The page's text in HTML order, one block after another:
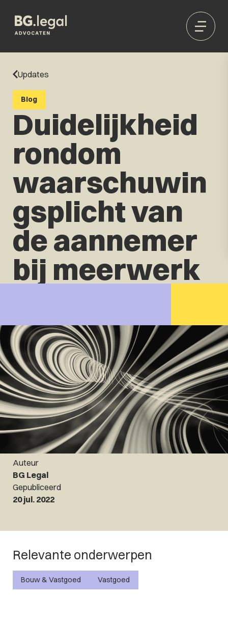
Updates
Blog
Duidelijkheid
rondom
waarschuwin
gsplicht van
de aannemer
bij meerwerk
Auteur
BG Legal
Gepubliceerd
20 jul. 2022
Relevante onderwerpen
Bouw & Vastgoed Vastgoed